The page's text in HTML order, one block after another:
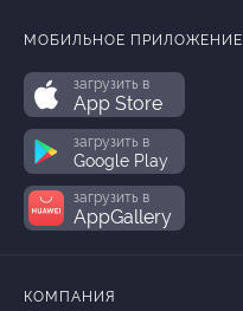
МОБИЛЬНОЕ ПРИЛОЖЕНИЕ
загрузить в
App Store
загрузить в
Google Play
загрузить в
AppGallery
КОМПАНИЯ